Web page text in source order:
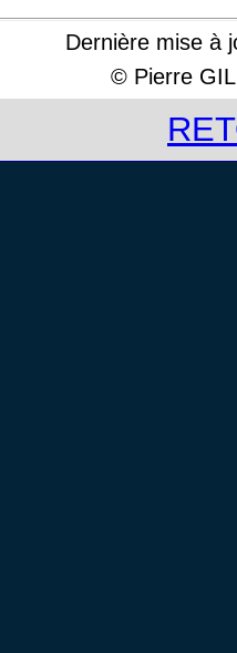
Dernière mise à
© Pierre